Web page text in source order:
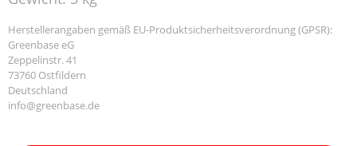
Herstellerangaben gemäß EU-Produktsicherheitsverordnung (GPSR):
Greenbase eG
Zeppelinstr. 41
73760 Ostfildern
Deutschland
info@greenbase.de